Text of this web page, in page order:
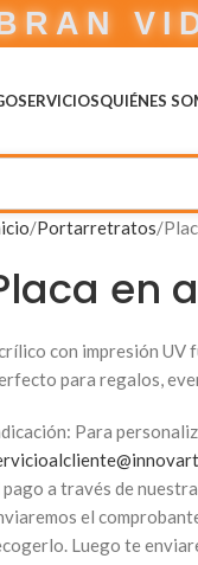
SERVICIOSQUIÉNES
Portarretratos
en
con impresión UV
para regalos,
Para
pago a través de
el
Luego te